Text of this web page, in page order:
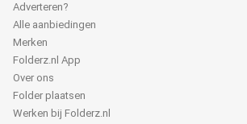
Adverteren?
Alle aanbiedingen
Merken
Folderz.nl App
Over ons
Folder plaatsen
Werken bij Folderz.nl